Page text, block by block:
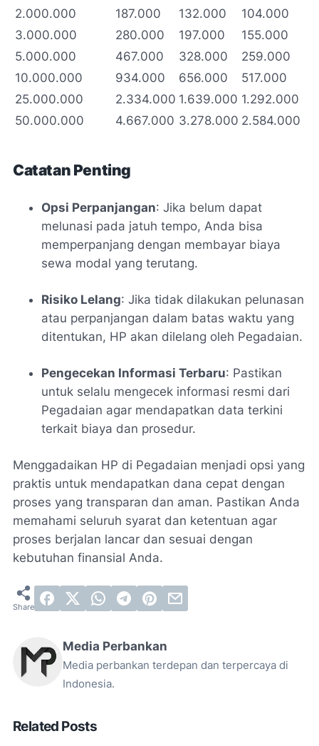
2.000.000
187.000 132.000
104.000
3.000.000
280.000 197.000
155.000
5.000.000
467.000 328.000
259.000
10.000.000
934.000 656.000
517.000
25.000.000
2.334.000 1.639.000 1.292.000
50.000.000
4.667.000 3.278.000 2.584.000
Catatan Penting
Opsi Perpanjangan: Jika belum dapat
melunasi pada jatuh tempo, Anda bisa
memperpanjang dengan membayar biaya
sewa modal yang terutang.
Risiko Lelang: Jika tidak dilakukan pelunasan
atau perpanjangan dalam batas waktu yang
ditentukan, HP akan dilelang oleh Pegadaian.
Pengecekan Informasi Terbaru: Pastikan
untuk selalu mengecek informasi resmi dari
Pegadaian agar mendapatkan data terkini
terkait biaya dan prosedur.
Menggadaikan HP di Pegadaian menjadi opsi yang
praktis untuk mendapatkan dana cepat dengan
proses yang transparan dan aman. Pastikan Anda
memahami seluruh syarat dan ketentuan agar
proses berjalan lancar dan sesuai dengan
kebutuhan finansial Anda.
Media Perbankan
Media perbankan terdepan dan terpercaya di
Indonesia.
Related Posts